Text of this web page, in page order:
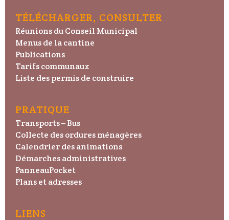
TÉLÉCHARGER, CONSULTER
Réunions du Conseil Municipal
Menus de la cantine
Publications
Tarifs communaux
Liste des permis de construire
PRATIQUE
Transports – Bus
Collecte des ordures ménagères
Calendrier des animations
Démarches administratives
PanneauPocket
Plans et adresses
LIENS